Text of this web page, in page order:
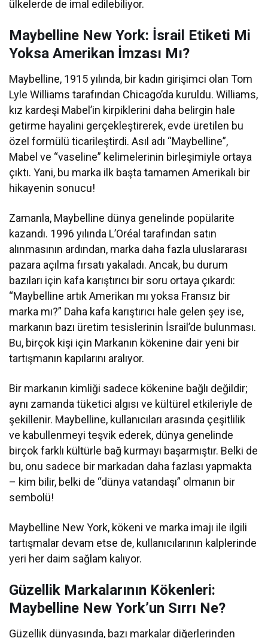
ülkelerde de imal edilebiliyor.
Maybelline New York: İsrail Etiketi Mi
Yoksa Amerikan İmzası Mı?
Maybelline, 1915 yılında, bir kadın girişimci olan Tom
Lyle Williams tarafından Chicago’da kuruldu. Williams,
kız kardeşi Mabel’in kirpiklerini daha belirgin hale
getirme hayalini gerçekleştirerek, evde üretilen bu
özel formülü ticarileştirdi. Asıl adı “Maybelline”,
Mabel ve “vaseline” kelimelerinin birleşimiyle ortaya
çıktı. Yani, bu marka ilk başta tamamen Amerikalı bir
hikayenin sonucu!
Zamanla, Maybelline dünya genelinde popülarite
kazandı. 1996 yılında L’Oréal tarafından satın
alınmasının ardından, marka daha fazla uluslararası
pazara açılma fırsatı yakaladı. Ancak, bu durum
bazıları için kafa karıştırıcı bir soru ortaya çıkardı:
“Maybelline artık Amerikan mı yoksa Fransız bir
marka mı?” Daha kafa karıştırıcı hale gelen şey ise,
markanın bazı üretim tesislerinin İsrail’de bulunması.
Bu, birçok kişi için Markanın kökenine dair yeni bir
tartışmanın kapılarını aralıyor.
Bir markanın kimliği sadece kökenine bağlı değildir;
aynı zamanda tüketici algısı ve kültürel etkileriyle de
şekillenir. Maybelline, kullanıcıları arasında çeşitlilik
ve kabullenmeyi teşvik ederek, dünya genelinde
birçok farklı kültürle bağ kurmayı başarmıştır. Belki de
bu, onu sadece bir markadan daha fazlası yapmakta
– kim bilir, belki de “dünya vatandaşı” olmanın bir
sembolü!
Maybelline New York, kökeni ve marka imajı ile ilgili
tartışmalar devam etse de, kullanıcılarının kalplerinde
yeri her daim sağlam kalıyor.
Güzellik Markalarının Kökenleri:
Maybelline New York’un Sırrı Ne?
Güzellik dünyasında, bazı markalar diğerlerinden